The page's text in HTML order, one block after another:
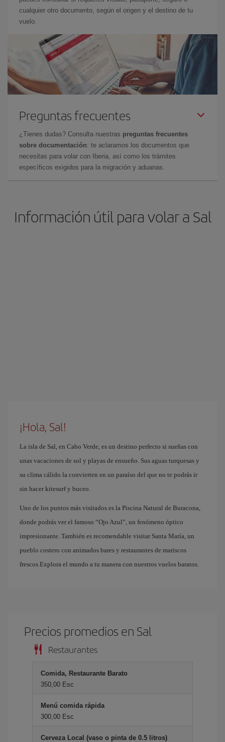
cualquier otro documento, según el origen y el destino de tu
vuelo.
Preguntas frecuentes
¿Tienes dudas? Consulta nuestras preguntas frecuentes
sobre documentación: te aclaramos los documentos que
necesitas para volar con Iberia, así como los trámites
específicos exigidos para la migración y aduanas.
Información útil para volar a Sal
¡Hola, Sal!
La isla de Sal, en Cabo Verde, es un destino perfecto si sueñas con
unas vacaciones de sol y playas de ensueño. Sus aguas turquesas y
su clima cálido la convierten en un paraíso del que no te podrás ir
sin hacer kitesurf y buceo.
Uno de los puntos más visitados es la Piscina Natural de Buracona,
donde podrás ver el famoso “Ojo Azul”, un fenómeno óptico
impresionante. También es recomendable visitar Santa María, un
pueblo costero con animados bares y restaurantes de mariscos
frescos.Explora el mundo a tu manera con nuestros vuelos baratos.
Precios promedios en Sal
Restaurantes
Comida, Restaurante Barato
350,00 Esc
Menú comida rápida
300,00 Esc
Cerveza Local (vaso o pinta de 0.5 litros)